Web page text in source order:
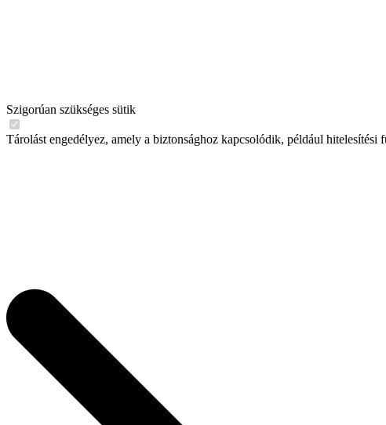
Szigorúan szükséges sütik
Tárolást engedélyez, amely a biztonsághoz kapcsolódik, például hitelesítési